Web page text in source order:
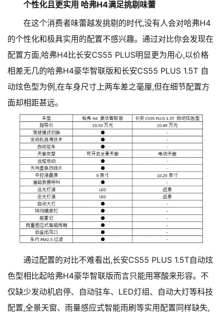
个性化且更实用 哈弗H4满足挑剔味蕾
在这个消费者味蕾越发挑剔的时代,没有人会对哈弗H4
的个性化和极具实用的配置不感兴趣。通过对比你会发现在
配置方面,哈弗H4比长安CS55 PLUS明显更为用心,以价格
相差无几的哈弗H4豪华智联版和长安CS55 PLUS 1.5T 自
动炫色型为例,在车身尺寸上两车差之毫厘,但在细节配置方
面却相距甚远。
通过配置的对比不难看出,长安CS55 PLUS 1.5T自动炫
色型相比起哈弗H4豪华智联版而言只能用寒酸来形容。不
仅缺少发动机启停、自动驻车、LED灯组、自动大灯等科技
配置,全景天窗、雨量感应式智能雨刷等实用配置同样缺失,